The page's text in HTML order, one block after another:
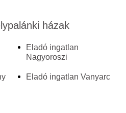
házak
Eladó ingatlan
Nagyoroszi
Eladó ingatlan Vanyarc